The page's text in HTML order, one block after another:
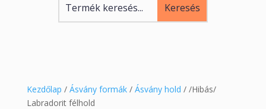
Kezdőlap / Ásvány formák/ Ásvány hold / /Hibás/
Labradorit félhold